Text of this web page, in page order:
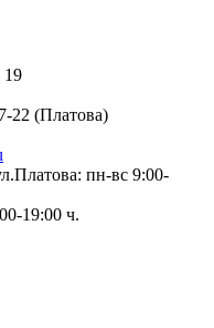
19
22 (Платова)
пн-вс 9:00-
19:00 ч.